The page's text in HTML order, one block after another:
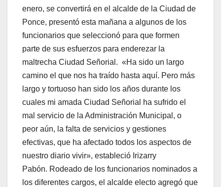
enero, se convertirá en el alcalde de la Ciudad de
Ponce, presentó esta mañana a algunos de los
funcionarios que seleccionó para que formen
parte de sus esfuerzos para enderezar la
maltrecha Ciudad Señorial. «Ha sido un largo
camino el que nos ha traído hasta aquí. Pero más
largo y tortuoso han sido los años durante los
cuales mi amada Ciudad Señorial ha sufrido el
mal servicio de la Administración Municipal, o
peor aún, la falta de servicios y gestiones
efectivas, que ha afectado todos los aspectos de
nuestro diario vivir», estableció Irizarry
Pabón. Rodeado de los funcionarios nominados a
los diferentes cargos, el alcalde electo agregó que